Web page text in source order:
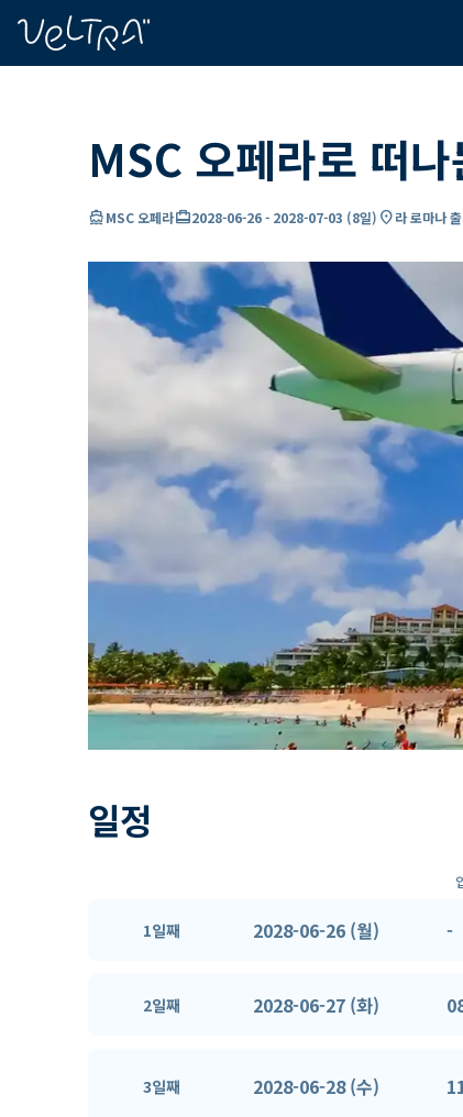
MSC 오페라로 떠
directions_boatMSC 오페라card_travel2028-06-26- 2028-07-03 (8일) location_on라 로마나
일정
1일째 2028-06-26 (월) -
2일째 2028-06-27 (화)
3일째 2028-06-28 (수)